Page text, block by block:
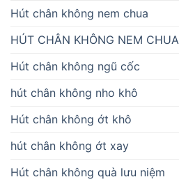
Hút chân không nem chua
HÚT CHÂN KHÔNG NEM CHUA
Hút chân không ngũ cốc
hút chân không nho khô
Hút chân không ớt khô
hút chân không ớt xay
Hút chân không quà lưu niệm